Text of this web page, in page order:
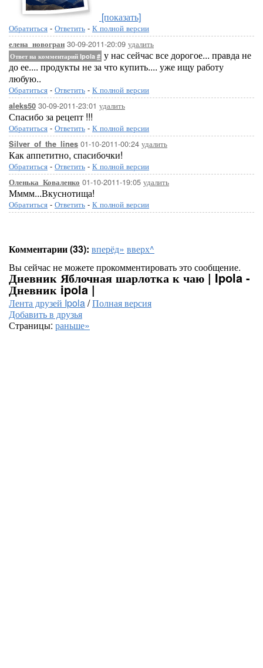
[показать]
Обратиться - Ответить - К полной версии
елена_новогран 30-09-2011-20:09 удалить
Ответ на комментарий Ipola # у нас сейчас все дорогое... правда не
до ее.... продукты не за что купить.... уже ищу работу
любую..
Обратиться - Ответить - К полной версии
aleks50 30-09-2011-23:01 удалить
Спасибо за рецепт !!!
Обратиться - Ответить - К полной версии
Silver_of_the_lines 01-10-2011-00:24 удалить
Как аппетитно, спасибочки!
Обратиться - Ответить - К полной версии
Оленька_Коваленко 01-10-2011-19:05 удалить
Мммм...Вкуснотища!
Обратиться - Ответить - К полной версии
Комментарии (33): вперёд» вверх^
Вы сейчас не можете прокомментировать это сообщение.
Дневник Яблочная шарлотка к чаю | Ipola -
Дневник ipola |
Лента друзей Ipola/Полная версия
Добавить в друзья
Страницы: раньше»